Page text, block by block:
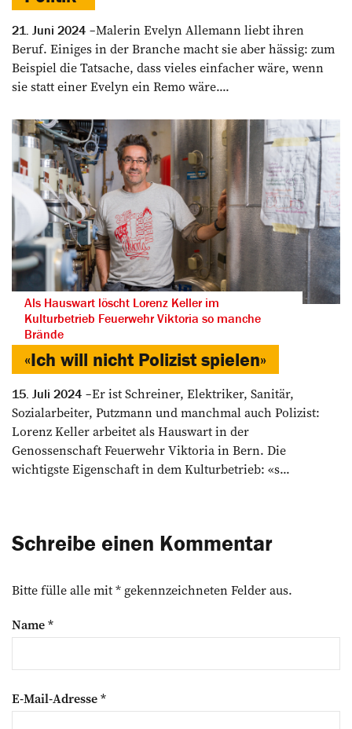
21. Juni 2024
Malerin Evelyn Allemann liebt ihren
Beruf. Einiges in der Branche macht sie aber hässig: zum
Beispiel die Tatsache, dass vieles einfacher wäre, wenn
sie statt einer Evelyn ein Remo wäre....
Als Hauswart löscht Lorenz Keller im
Kulturbetrieb Feuerwehr Viktoria so manche
Brände
«Ich will nicht Polizist spielen»
15. Juli 2024
Er ist Schreiner, Elektriker, Sanitär,
Sozialarbeiter, Putzmann und manchmal auch Polizist:
Lorenz Keller arbeitet als Hauswart in der
Genossenschaft Feuerwehr Viktoria in Bern. Die
wichtigste Eigenschaft in dem Kulturbetrieb: «s...
Schreibe einen Kommentar
Bitte fülle alle mit * gekennzeichneten Felder aus.
Name*
E-Mail-Adresse*